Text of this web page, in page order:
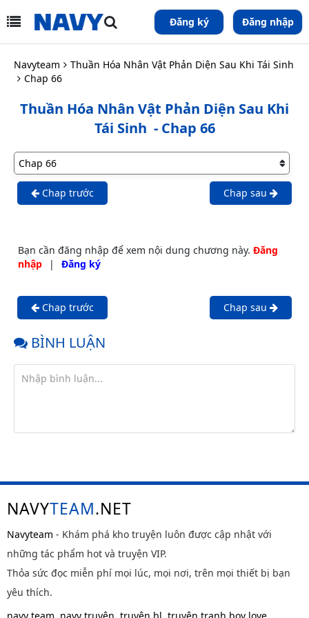
Đăng ký Đăng nhập
Navyteam
Thuần Hóa Nhân Vật Phản Diện Sau Khi Tái Sinh
Chap 66
Thuần Hóa Nhân Vật Phản Diện Sau Khi
Tái Sinh - Chap 66
Chap trước Chap sau
Bạn cần đăng nhập để xem nội dung chương này. Đăng
nhập
| Đăng ký
Chap trước Chap sau
BÌNH LUẬN
NAVYTEAM.NET
Navyteam - Khám phá kho truyện luôn được cập nhật với
những tác phẩm hot và truyện VIP.
Thỏa sức đọc miễn phí mọi lúc, mọi nơi, trên mọi thiết bị bạn
yêu thích.